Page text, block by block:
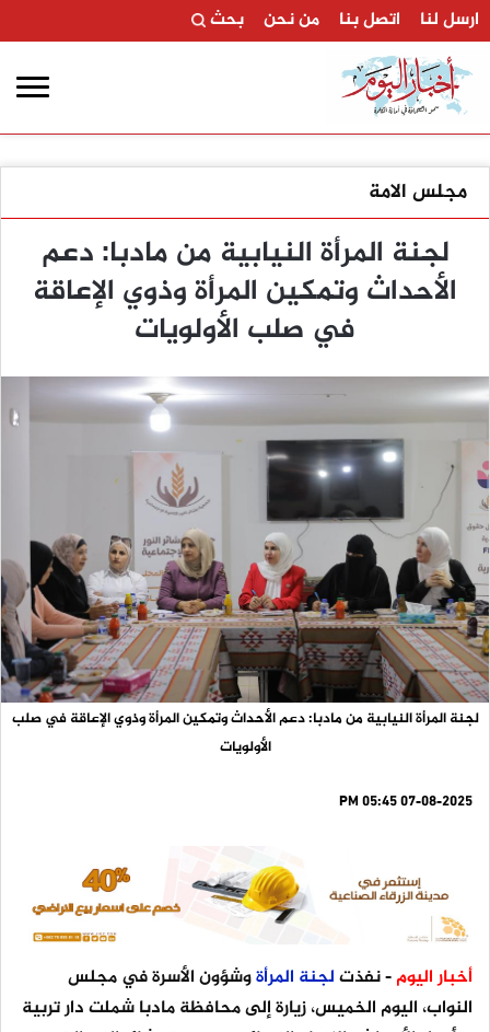
ارسل لنا اتصل بنا من نحن بحث
مجلس الامة
لجنة المرأة النيابية من مادبا: دعم
الأحداث وتمكين المرأة وذوي الإعاقة
في صلب الأولويات
لجنة المرأة النيابية من مادبا: دعم الأحداث وتمكين المرأة وذوي الإعاقة في صلب
الأولويات
07-08-2025 05:45 PM
أخبار اليوم- نفذتلجنة المرأةوشؤون الأسرة في مجلس
النواب، اليوم الخميس، زيارة إلى محافظة مادبا شملت دار تربية